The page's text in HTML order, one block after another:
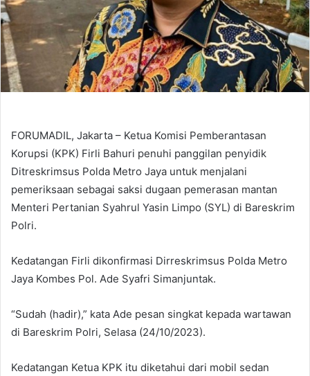
FORUMADIL, Jakarta – Ketua Komisi Pemberantasan
Korupsi (KPK) Firli Bahuri penuhi panggilan penyidik
Ditreskrimsus Polda Metro Jaya untuk menjalani
pemeriksaan sebagai saksi dugaan pemerasan mantan
Menteri Pertanian Syahrul Yasin Limpo (SYL) di Bareskrim
Polri.
Kedatangan Firli dikonfirmasi Dirreskrimsus Polda Metro
Jaya Kombes Pol. Ade Syafri Simanjuntak.
“Sudah (hadir),” kata Ade pesan singkat kepada wartawan
di Bareskrim Polri, Selasa (24/10/2023).
Kedatangan Ketua KPK itu diketahui dari mobil sedan